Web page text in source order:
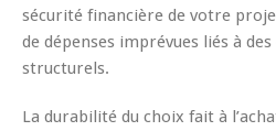
sécurité financière de votre
de dépenses imprévues liés à
structurels.
La durabilité du choix fait à